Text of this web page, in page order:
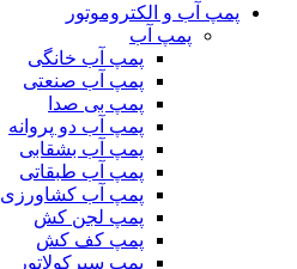
پمپ آب و الکتروموتور
پمپ آب
پمپ آب خانگی
پمپ آب صنعتی
پمپ بی صدا
پمپ آب دو پروانه
پمپ آب بشقابی
پمپ آب طبقاتی
پمپ آب کشاورزی
پمپ لجن کش
پمپ کف کش
پمپ سیرکولاتور